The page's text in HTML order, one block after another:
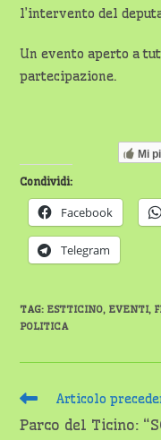
l’intervento del
Un evento aperto a
partecipazione.
Mi
Condividi:
Facebook
Telegram
TAG: ESTTICINO, EVENTI,
POLITICA
Leggi
articoli
Articolo
Parco del Ticino: